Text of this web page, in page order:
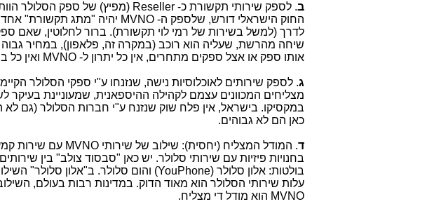
ב. לספק שירותי תקשורת כ-Reseller (מפיץ) של ספק הסלולר
החוק הישראלי דורש, שלספק ה-MVNO יהיה "מתג תקשורת"
לדרך (למשל בשירות של רמי לוי תקשורת). ברור לחלוטין, שאם
שיחה מהרשת, שעליה הוא רוכב (במקרה זה, פלאפון), במחיר גבוה
אותו ספק או אצל ספקים מתחרים, אין כל יתרון ל-MVNO ואין כל
ג. לספק שירותים לאוכלוסיות נישה, שנזנחו ע"י ספקי הסלולר
מצליחים המכוונים עצמם לקהילה ההיספאנית, שמעוניינת
במקסיקו. בישראל, אין פלח שוק שנזנח ע"י חברות הסלולר (גם
כאן הם לא גבוהים.
ד. המודל המצליח (יחסית): שילוב של שירותיMVNO עם שירות
בחנויות פיזיות עם שירותי סלולר. יש כאן "סבסוד צולב" בין
בולטות: אלון סלולר (YouPhone) והום סלולר. ב"אלון סלולר"
עלות שירותי הסלולר הוא מאוד הדוק. במדינות רבות בעולם,
MVNO הוא מודל די מצליח.